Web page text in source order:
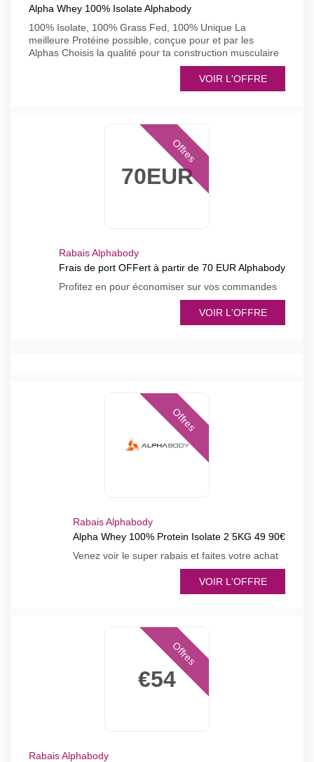
Alpha Whey 100% Isolate Alphabody
100% Isolate, 100% Grass Fed, 100% Unique La
meilleure Protéine possible, conçue pour et par les
Alphas Choisis la qualité pour ta construction musculaire
VOIR L'OFFRE
70EUR
Offres
Rabais Alphabody
Frais de port OFFert à partir de 70 EUR Alphabody
Profitez en pour économiser sur vos commandes
VOIR L'OFFRE
Offres
Rabais Alphabody
Alpha Whey 100% Protein Isolate 2 5KG 49 90€
Venez voir le super rabais et faites votre achat
VOIR L'OFFRE
€54
Offres
Rabais Alphabody